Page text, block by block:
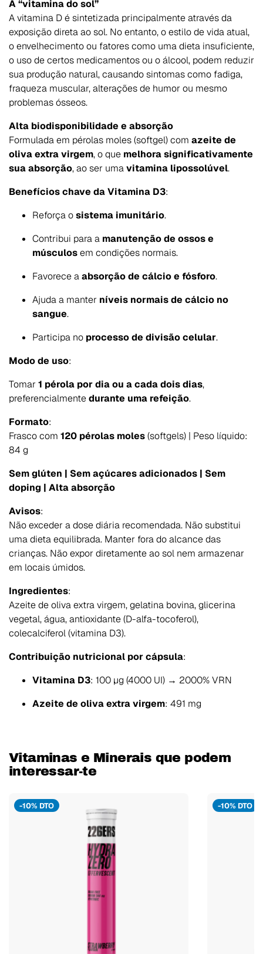
A “vitamina do sol”
A vitamina D é sintetizada principalmente através da
exposição direta ao sol. No entanto, o estilo de vida atual,
o envelhecimento ou fatores como uma dieta insuficiente,
o uso de certos medicamentos ou o álcool, podem reduzir
sua produção natural, causando sintomas como fadiga,
fraqueza muscular, alterações de humor ou mesmo
problemas ósseos.
Alta biodisponibilidade e absorção
Formulada em pérolas moles (softgel) com azeite de
oliva extra virgem, o que melhora significativamente
sua absorção, ao ser umavitamina lipossolúvel.
Benefícios chave da Vitamina D3:
Reforça osistema imunitário.
Contribui para a manutenção de ossos e
músculosem condições normais.
Favorece aabsorção de cálcio e fósforo.
Ajuda a manter níveis normais de cálcio no
sangue.
Participa no processo de divisão celular.
Modo de uso:
Tomar 1 pérola por dia ou a cada dois dias,
preferencialmentedurante uma refeição.
Formato:
Frasco com 120 pérolas moles(softgels) | Peso líquido:
84 g
Sem glúten | Sem açúcares adicionados | Sem
doping | Alta absorção
Avisos:
Não exceder a dose diária recomendada. Não substitui
uma dieta equilibrada. Manter fora do alcance das
crianças. Não expor diretamente ao sol nem armazenar
em locais úmidos.
Ingredientes:
Azeite de oliva extra virgem, gelatina bovina, glicerina
vegetal, água, antioxidante (D-alfa-tocoferol),
colecalciferol (vitamina D3).
Contribuição nutricional por cápsula:
Vitamina D3: 100 µg (4000 UI) → 2000% VRN
Azeite de oliva extra virgem: 491 mg
Vitaminas e Minerais que podem
interessar-te
-10% DTO -10% DTO